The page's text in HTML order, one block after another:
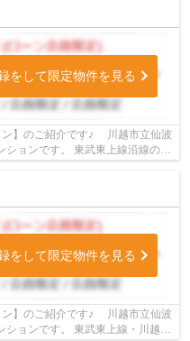
をして限定物件を見る
】のご紹介です♪ 川越市立仙波
ョンです。 東武東上線沿線のマ
ンです...
をして限定物件を見る
】のご紹介です♪ 川越市立仙波
ョンです。 東武東上線・川越線